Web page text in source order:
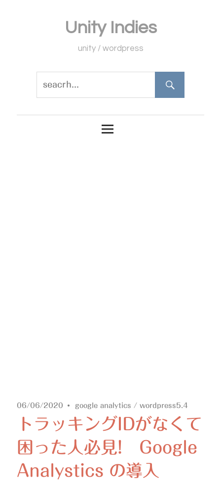
Unity Indies
unity / wordpress
06/06/2020 google analytics /wordpress5.4
トラッキングIDがなくて
困った人必見! Google
Analystics の導入